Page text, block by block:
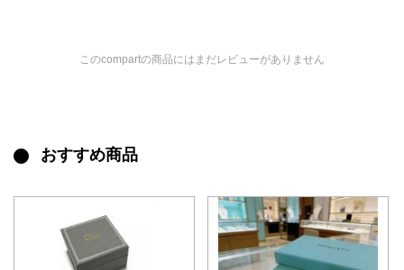
このcompartの商品にはまだレビューがありません
おすすめ商品